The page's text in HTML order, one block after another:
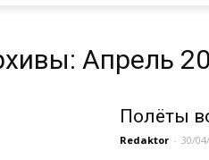
Апрель
Полёты
Redaktor - 30/